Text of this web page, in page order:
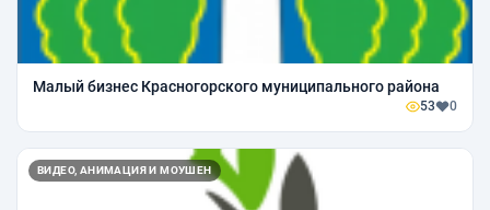
Малый бизнес Красногорского муниципального района
53 0
ВИДЕО, АНИМАЦИЯ И МОУШЕН